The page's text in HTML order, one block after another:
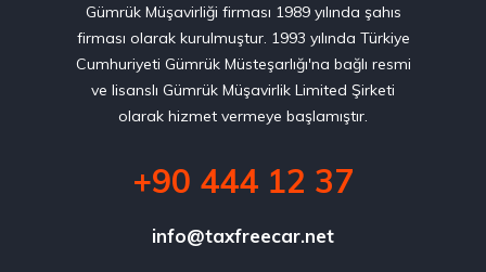
Gümrük Müşavirliği firması 1989 yılında şahıs
firması olarak kurulmuştur. 1993 yılında Türkiye
Cumhuriyeti Gümrük Müsteşarlığı'na bağlı resmi
ve lisanslı Gümrük Müşavirlik Limited Şirketi
olarak hizmet vermeye başlamıştır.
+90 444 12 37
info@taxfreecar.net